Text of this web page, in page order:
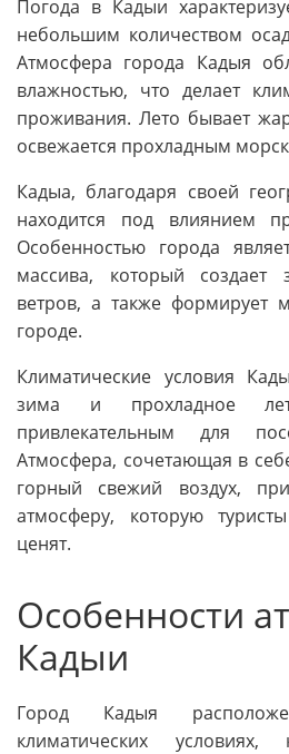
Погода в Кадыи
небольшим количеством
Атмосфера города Кадыя
влажностью, что делает
проживания. Лето бывает
освежается прохладным
Кадыа, благодаря своей
находится под влиянием
Особенностью города
массива, который создает
ветров, а также формирует
городе.
Климатические условия
зима и прохладное
привлекательным для
Атмосфера, сочетающая в
горный свежий воздух,
атмосферу, которую
ценят.
Особенности
Кадыи
Город Кадыя
климатических условиях,